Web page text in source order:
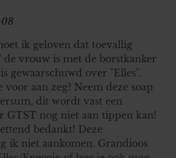
ik geloven dat toevallig
de vrouw is met de borstkanker
gewaarschuwd over "Elles".
voor aan zeg? Neem deze soap
dit wordt vast een
GTST nog niet aan tippen kan!
bedankt! Deze
ik niet aankomen. Grandioos